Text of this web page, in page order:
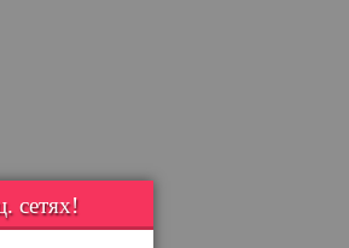
сетях!